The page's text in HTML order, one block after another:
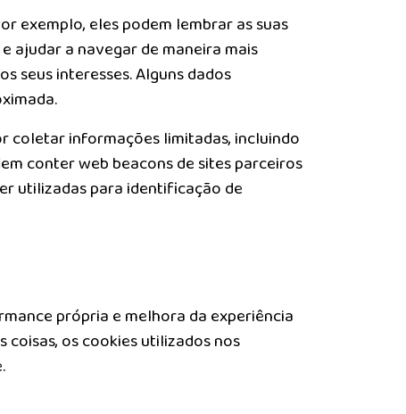
exemplo, eles podem lembrar as suas
ajudar a navegar de maneira mais
seus interesses. Alguns dados
coletar informações limitadas, incluindo
conter web beacons de sites parceiros
utilizadas para identificação de
própria e melhora da experiência
os cookies utilizados nos